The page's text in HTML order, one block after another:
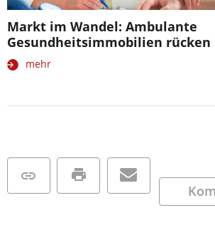
Markt im Wandel: Ambulante
Gesundheitsimmobilien rücken
mehr